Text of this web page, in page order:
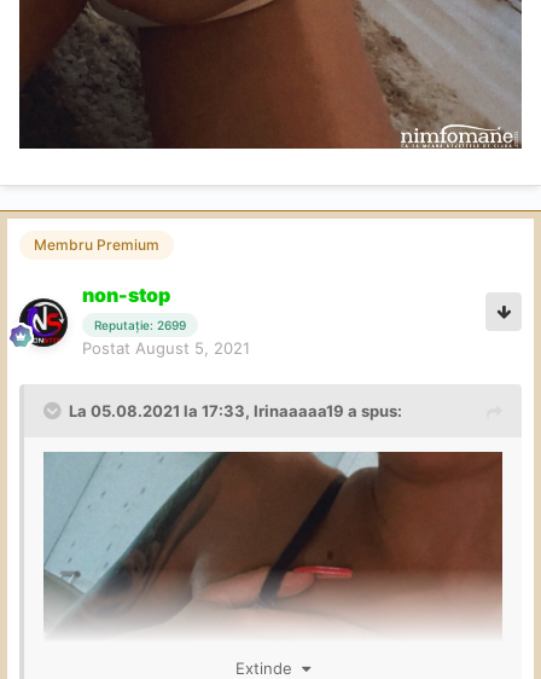
Membru Premium
non-stop
Reputație: 2699
Postat August 5, 2021
La 05.08.2021 la 17:33, Irinaaaaa19 a spus:
Extinde